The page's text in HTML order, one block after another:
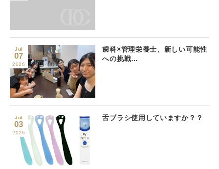
Jul
07
2026
歯科×管理栄養士、新しい可能性
への挑戦…
Jul
03
2026
舌ブラシ使用していますか？？